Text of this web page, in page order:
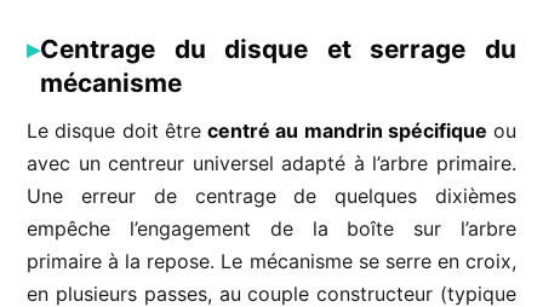
Centrage du disque et serrage du
mécanisme
Le disque doit être centré au mandrin spécifique ou
avec un centreur universel adapté à l’arbre primaire.
Une erreur de centrage de quelques dixièmes
empêche l’engagement de la boîte sur l’arbre
primaire à la repose. Le mécanisme se serre en croix,
en plusieurs passes, au couple constructeur (typique